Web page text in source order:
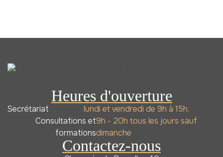
Contactez-nous
Heures d'ouverture
Secrétariat
lundi et vendredi de 9h à 15h.
Consultations et
formations
9h - 20h tous les jours sauf
dimanche